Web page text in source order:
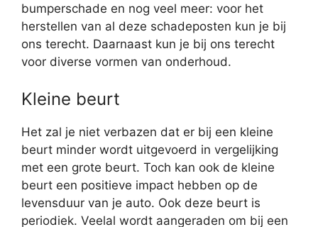
bumperschade en nog veel meer: voor het
herstellen van al deze schadeposten kun je bij
ons terecht. Daarnaast kun je bij ons terecht
voor diverse vormen van onderhoud.
Kleine beurt
Het zal je niet verbazen dat er bij een kleine
beurt minder wordt uitgevoerd in vergelijking
met een grote beurt. Toch kan ook de kleine
beurt een positieve impact hebben op de
levensduur van je auto. Ook deze beurt is
periodiek. Veelal wordt aangeraden om bij een